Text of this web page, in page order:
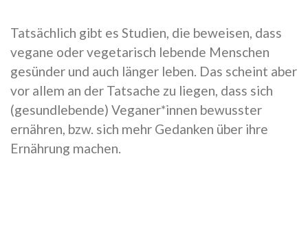
Tatsächlich gibt es Studien, die beweisen, dass
vegane oder vegetarisch lebende Menschen
gesünder und auch länger leben. Das scheint aber
vor allem an der Tatsache zu liegen, dass sich
(gesundlebende) Veganer*innen bewusster
ernähren, bzw. sich mehr Gedanken über ihre
Ernährung machen.